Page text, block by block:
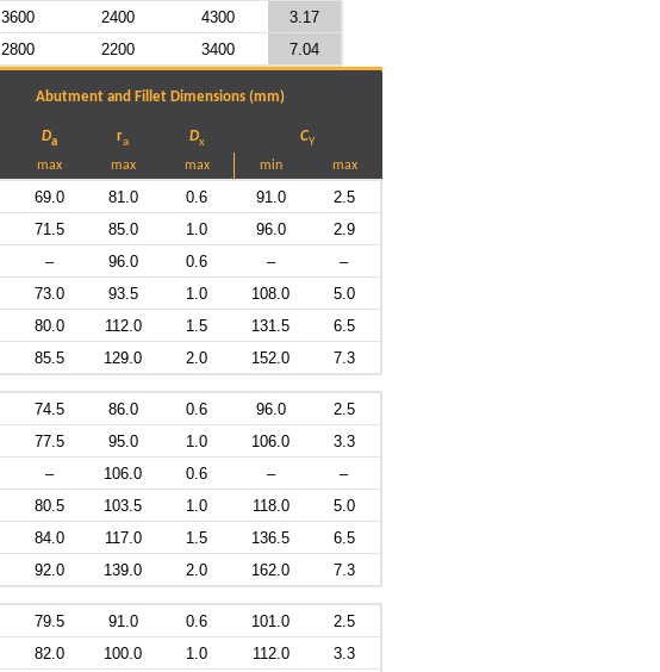
3600 2400 4300
3.17
2800 2200 3400 7.04
Abutment and Fillet Dimensions (mm)
Da ra Dx CY
max max max min max
69.0 81.0 0.6 91.0
2.5
71.5 85.0 1.0 96.0
2.9
– 96.0 0.6 –
–
73.0 93.5 1.0 108.0
5.0
80.0 112.0 1.5 131.5
6.5
85.5 129.0 2.0 152.0 7.3
74.5 86.0 0.6 96.0
2.5
77.5 95.0 1.0 106.0
3.3
– 106.0 0.6 –
–
80.5 103.5 1.0 118.0
5.0
84.0 117.0 1.5 136.5
6.5
92.0 139.0 2.0 162.0 7.3
79.5 91.0 0.6 101.0
2.5
82.0 100.0 1.0 112.0
3.3